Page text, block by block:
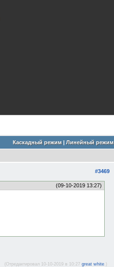
Каскадный режим| Линейный режим
#3469
(09-10-2019 13:27)
(Отредактировал 10-10-2019 в 10:27 great white .)